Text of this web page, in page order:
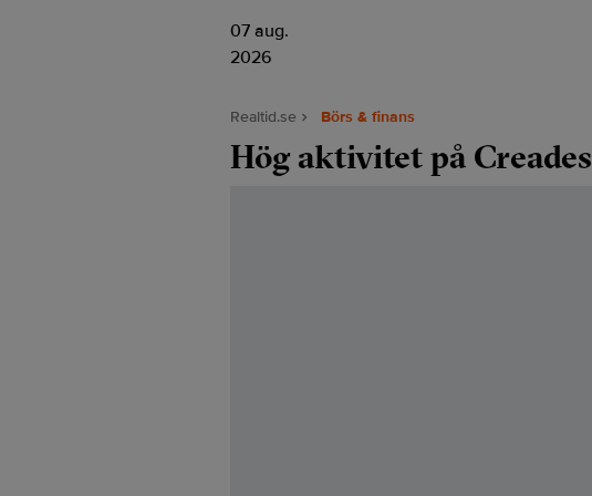
07 aug.
2026
Realtid.se Börs & finans
Hög aktivitet på Creades